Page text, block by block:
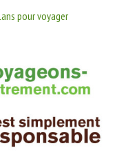
pour voyager